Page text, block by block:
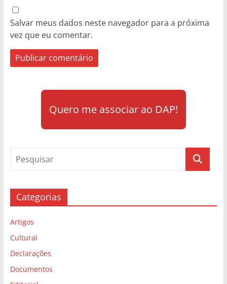
Salvar meus dados neste navegador para a próxima
vez que eu comentar.
Quero me associar ao DAP!
Categorias
Artigos
Cultural
Declarações
Documentos